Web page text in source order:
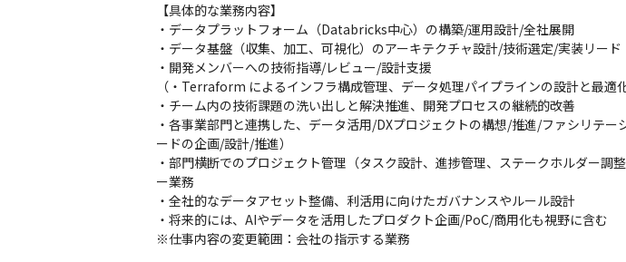
【具体的な業務内容】
・データプラットフォーム（Databricks中心）の構築/運用設計/全社展開
・データ基盤（収集、加工、可視化）のアーキテクチャ設計/技術選定/実装リード
・開発メンバーへの技術指導/レビュー/設計支援
（・Terraform によるインフラ構成管理、データ処理パイプラインの設計と最適
・チーム内の技術課題の洗い出しと解決推進、開発プロセスの継続的改善
・各事業部門と連携した、データ活用/DXプロジェクトの構想/推進/ファシリテ
ードの企画/設計/推進）
・部門横断でのプロジェクト管理（タスク設計、進捗管理、ステークホルダー
ー業務
・全社的なデータアセット整備、利活用に向けたガバナンスやルール設計
・将来的には、AIやデータを活用したプロダクト企画/PoC/商用化も視野に含む
※仕事内容の変更範囲：会社の指示する業務